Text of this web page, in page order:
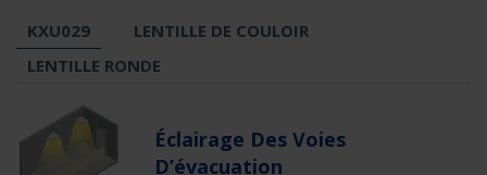
KXU029
LENTILLE DE COULOIR
LENTILLE RONDE
Éclairage Des Voies
D’évacuation